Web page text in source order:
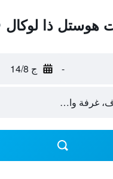
ذا لوكال
- ج 14/8